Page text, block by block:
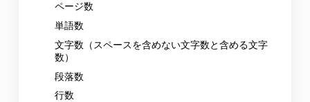
ページ数
単語数
文字数（スペースを含めない文字数と含める文字
数）
段落数
行数